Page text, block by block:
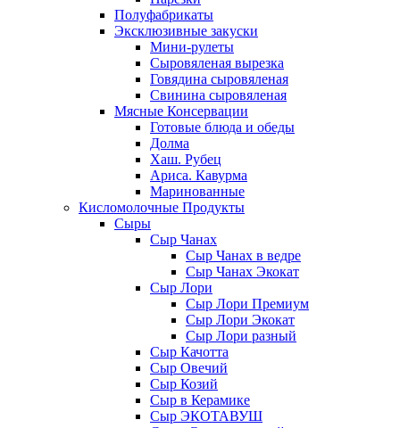
Полуфабрикаты
Эксклюзивные закуски
Мини-рулеты
Сыровяленая вырезка
Говядина сыровяленая
Свинина сыровяленая
Мясные Консервации
Готовые блюда и обеды
Долма
Хаш. Рубец
Ариса. Кавурма
Маринованные
Кисломолочные Продукты
Сыры
Сыр Чанах
Сыр Чанах в ведре
Сыр Чанах Экокат
Сыр Лори
Сыр Лори Премиум
Сыр Лори Экокат
Сыр Лори разный
Сыр Качотта
Сыр Овечий
Сыр Козий
Сыр в Керамике
Сыр ЭКОТАВУШ